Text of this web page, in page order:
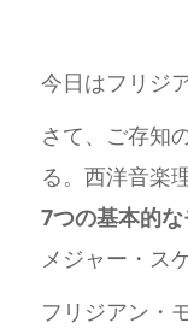
今日はフリジ
さて、ご存知
る。西洋音楽
7つの基本的
メジャー・ス
フリジアン・